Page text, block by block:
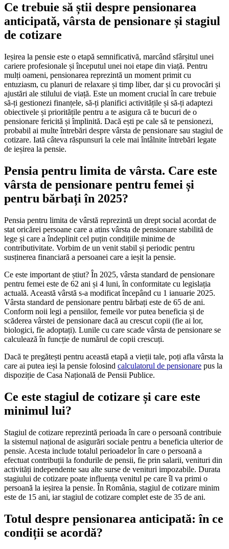
Ce trebuie să știi despre pensionarea
anticipată, vârsta de pensionare și stagiul
de cotizare
Ieșirea la pensie este o etapă semnificativă, marcând sfârșitul unei
cariere profesionale și începutul unei noi etape din viață. Pentru
mulți oameni, pensionarea reprezintă un moment primit cu
entuziasm, cu planuri de relaxare și timp liber, dar și cu provocări și
ajustări ale stilului de viață. Este un moment crucial în care trebuie
să-ți gestionezi finanțele, să-ți planifici activitățile și să-ți adaptezi
obiectivele și prioritățile pentru a te asigura că te bucuri de o
pensionare fericită și împlinită. Dacă ești pe cale să te pensionezi,
probabil ai multe întrebări despre vârsta de pensionare sau stagiul de
cotizare. Iată câteva răspunsuri la cele mai întâlnite întrebări legate
de ieșirea la pensie.
Pensia pentru limita de vârsta. Care este
vârsta de pensionare pentru femei și
pentru bărbați în 2025?
Pensia pentru limita de vârstă reprezintă un drept social acordat de
stat oricărei persoane care a atins vârsta de pensionare stabilită de
lege și care a îndeplinit cel puțin condițiile minime de
contributivitate. Vorbim de un venit stabil și periodic pentru
susținerea financiară a persoanei care a ieșit la pensie.
Ce este important de știut? În 2025, vârsta standard de pensionare
pentru femei este de 62 ani și 4 luni, în conformitate cu legislația
actuală. Această vârstă s-a modificat începând cu 1 ianuarie 2025.
Vârsta standard de pensionare pentru bărbați este de 65 de ani.
Conform noii legi a pensiilor, femeile vor putea beneficia și de
scăderea vârstei de pensionare dacă au crescut copii (fie ai lor,
biologici, fie adoptați). Lunile cu care scade vârsta de pensionare se
calculează în funcție de numărul de copii crescuți.
Dacă te pregătești pentru această etapă a vieții tale, poți afla vârsta la
care ai putea ieși la pensie folosind calculatorul de pensionare pus la
dispoziție de Casa Națională de Pensii Publice.
Ce este stagiul de cotizare și care este
minimul lui?
Stagiul de cotizare reprezintă perioada în care o persoană contribuie
la sistemul național de asigurări sociale pentru a beneficia ulterior de
pensie. Acesta include totalul perioadelor în care o persoană a
efectuat contribuții la fondurile de pensii, fie prin salarii, venituri din
activități independente sau alte surse de venituri impozabile. Durata
stagiului de cotizare poate influența venitul pe care îl va primi o
persoană la ieșirea la pensie. În România, stagiul de cotizare minim
este de 15 ani, iar stagiul de cotizare complet este de 35 de ani.
Totul despre pensionarea anticipată: în ce
condiții se acordă?